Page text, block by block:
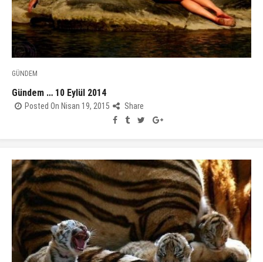
GÜNDEM
Gündem … 10 Eylül 2014
Posted On Nisan 19, 2015 Share